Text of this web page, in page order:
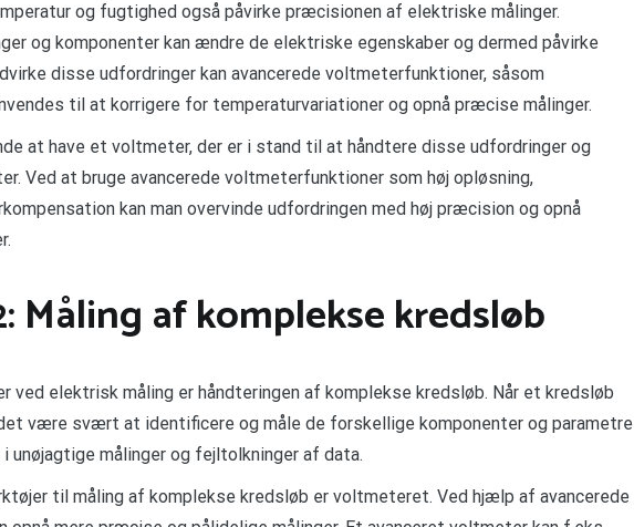
og fugtighed også påvirke præcisionen af elektriske målinger.
og komponenter kan ændre de elektriske egenskaber og dermed påvirke
disse udfordringer kan avancerede voltmeterfunktioner, såsom
til at korrigere for temperaturvariationer og opnå præcise målinger.
at have et voltmeter, der er i stand til at håndtere disse udfordringer og
Ved at bruge avancerede voltmeterfunktioner som høj opløsning,
kan man overvinde udfordringen med høj præcision og opnå
Måling af komplekse kredsløb
ved elektrisk måling er håndteringen af komplekse kredsløb. Når et kredsløb
være svært at identificere og måle de forskellige komponenter og parametre
unøjagtige målinger og fejltolkninger af data.
til måling af komplekse kredsløb er voltmeteret. Ved hjælp af avancerede